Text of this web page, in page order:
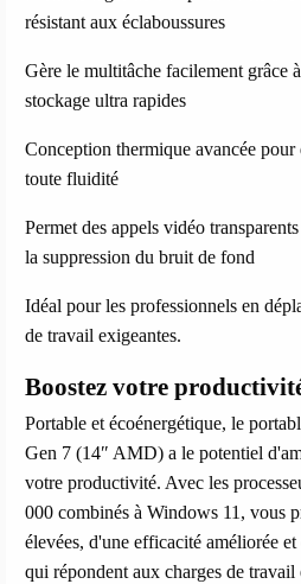
résistant aux éclaboussures
Gère le multitâche facilement grâce
stockage ultra rapides
Conception thermique avancée
toute fluidité
Permet des appels vidéo
la suppression du bruit de fond
Idéal pour les professionnels en
de travail exigeantes.
Boostez votre
Portable et écoénergétique, le
Gen 7 (14″ AMD) a le potentiel
votre productivité. Avec les
000 combinés à Windows 11, vous
élevées, d'une efficacité améliorée
qui répondent aux charges de travail